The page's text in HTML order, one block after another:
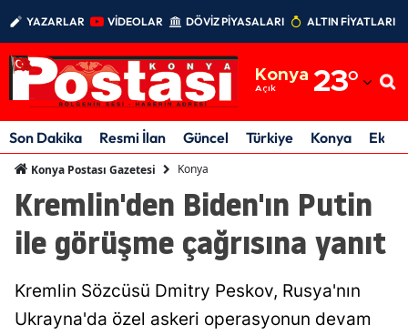
YAZARLAR VİDEOLAR DÖVİZ PİYASALARI ALTIN FİYATLARI
Konya
Açık 23°
Adıyaman
Afyonkarahisar
Amasya
Ankara
Artvin
Son Dakika Resmi İlan Güncel Türkiye Konya
Konya Postası Gazetesi Konya
Kremlin'den Biden'ın Putin
ile görüşme çağrısına yanıt
Kremlin Sözcüsü Dmitry Peskov, Rusya'nın
Ukrayna'da özel askeri operasyonun devam